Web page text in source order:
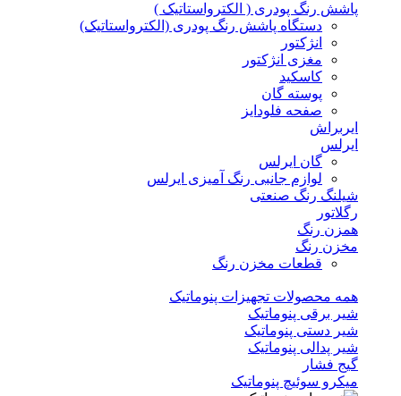
پاشش رنگ پودری ( الکترواستاتیک )
دستگاه پاشش رنگ پودری (الکترواستاتیک)
انژکتور
مغزی انژکتور
کاسکید
پوسته گان
صفحه فلودایز
ایربراش
ایرلس
گان ایرلس
لوازم جانبی رنگ آمیزی ایرلس
شیلنگ رنگ صنعتی
رگلاتور
همزن رنگ
مخزن رنگ
قطعات مخزن رنگ
همه محصولات تجهیزات پنوماتیک
شیر برقی پنوماتیک
شیر دستی پنوماتیک
شیر پدالی پنوماتیک
گیج فشار
میکرو سوئیچ پنوماتیک